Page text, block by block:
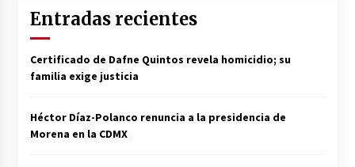
Entradas recientes
Certificado de Dafne Quintos revela homicidio; su
familia exige justicia
Héctor Díaz-Polanco renuncia a la presidencia de
Morena en la CDMX